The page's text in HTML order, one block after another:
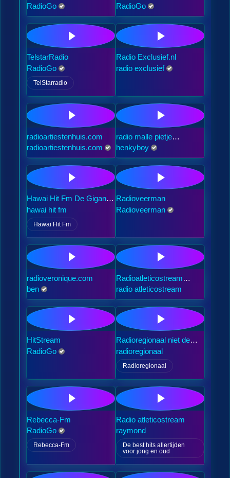
RadioGo
RadioGo
TelstarRadio
RadioGo
TelStarradio
Radio Exclusief.nl
radio exclusief
radioartiestenhuis.com
radioartiestenhuis.com
radio malle pietje
denbosch
henkyboy
Hawai Hit Fm De Gigant
Van gelderland
hawai hit fm
Hawai Hit Fm
Radioveerman
Radioveerman
radioveronique.com
ben
Radioatleticostream
online
radio atleticostream
HitStream
RadioGo
Radioregionaal niet de
grootste wel de
gezelligste
radioregionaal
Radioregionaal
Rebecca-Fm
RadioGo
Rebecca-Fm
Radio atleticostream
raymond
De best hits allertijden
voor jong en oud